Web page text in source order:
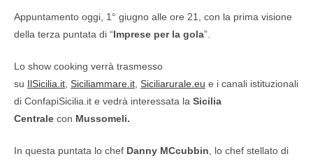
Appuntamento oggi, 1° giugno alle ore 21, con la prima visione
della terza puntata di “Imprese per la gola”.
Lo show cooking verrà trasmesso
su IlSicilia.it Siciliammare.it Siciliarurale.eu e i canali istituzionali
di ConfapiSicilia.it e vedrà interessata la Sicilia
Centrale con Mussomeli.
In questa puntata lo chef Danny MCcubbin , lo chef stellato di